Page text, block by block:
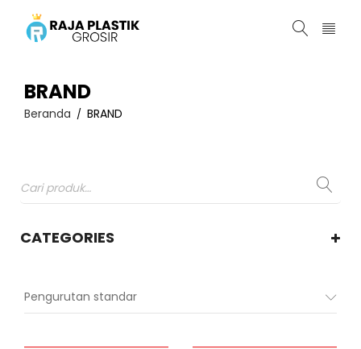
BRAND
Beranda / BRAND
CATEGORIES
Pengurutan standar